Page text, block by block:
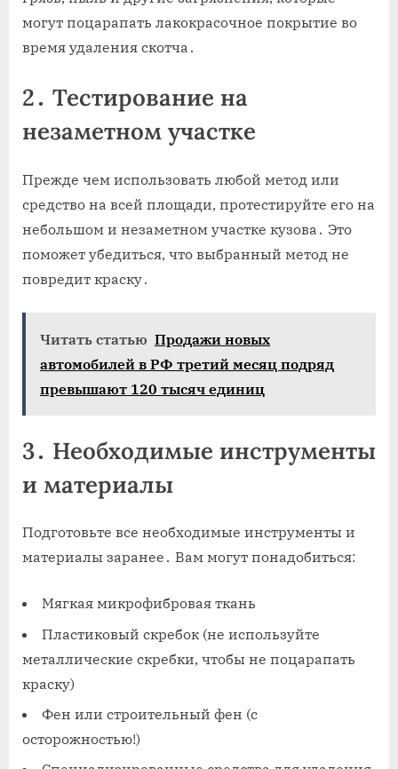
могут поцарапать лакокрасочное покрытие во
время удаления скотча․
2․ Тестирование на
незаметном участке
Прежде чем использовать любой метод или
средство на всей площади‚ протестируйте его на
небольшом и незаметном участке кузова․ Это
поможет убедиться‚ что выбранный метод не
повредит краску․
Читать статью Продажи новых
автомобилей в РФ третий месяц подряд
превышают 120 тысяч единиц
3․ Необходимые инструменты
и материалы
Подготовьте все необходимые инструменты и
материалы заранее․ Вам могут понадобиться:
Мягкая микрофибровая ткань
Пластиковый скребок (не используйте
металлические скребки‚ чтобы не поцарапать
краску)
Фен или строительный фен (с
осторожностью!)